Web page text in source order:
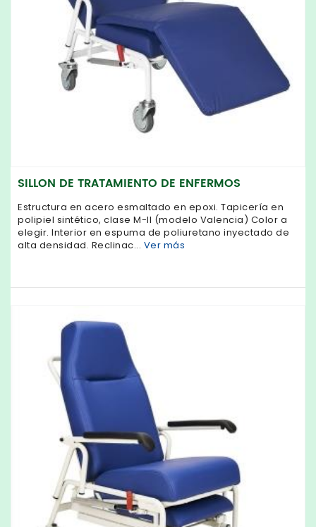
SILLON DE TRATAMIENTO DE ENFERMOS
Estructura en acero esmaltado en epoxi. Tapicería en
polipiel sintético, clase M-II (modelo Valencia) Color a
elegir. Interior en espuma de poliuretano inyectado de
alta densidad. Reclinac... Ver más